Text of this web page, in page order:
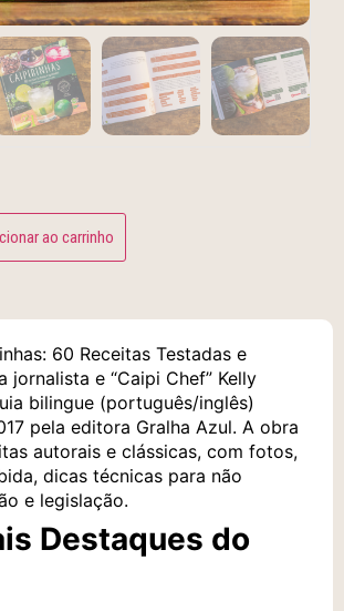
ao carrinho
60 Receitas Testadas e
jornalista e “Caipi Chef” Kelly
bilingue (português/inglês)
pela editora Gralha Azul. A obra
autorais e clássicas, com fotos,
dicas técnicas para não
e legislação.
Destaques do